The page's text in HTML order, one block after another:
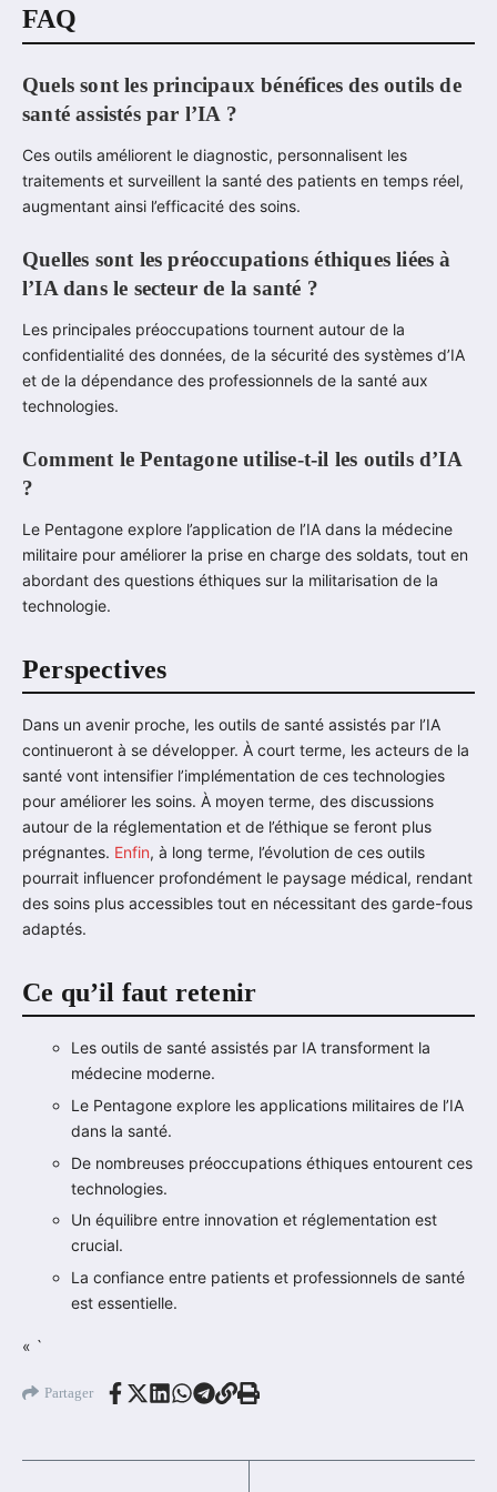
FAQ
Quels sont les principaux bénéfices des outils de
santé assistés par l’IA ?
Ces outils améliorent le diagnostic, personnalisent les
traitements et surveillent la santé des patients en temps réel,
augmentant ainsi l’efficacité des soins.
Quelles sont les préoccupations éthiques liées à
l’IA dans le secteur de la santé ?
Les principales préoccupations tournent autour de la
confidentialité des données, de la sécurité des systèmes d’IA
et de la dépendance des professionnels de la santé aux
technologies.
Comment le Pentagone utilise-t-il les outils d’IA
?
Le Pentagone explore l’application de l’IA dans la médecine
militaire pour améliorer la prise en charge des soldats, tout en
abordant des questions éthiques sur la militarisation de la
technologie.
Perspectives
Dans un avenir proche, les outils de santé assistés par l’IA
continueront à se développer. À court terme, les acteurs de la
santé vont intensifier l’implémentation de ces technologies
pour améliorer les soins. À moyen terme, des discussions
autour de la réglementation et de l’éthique se feront plus
prégnantes. Enfin, à long terme, l’évolution de ces outils
pourrait influencer profondément le paysage médical, rendant
des soins plus accessibles tout en nécessitant des garde-fous
adaptés.
Ce qu’il faut retenir
Les outils de santé assistés par IA transforment la
médecine moderne.
Le Pentagone explore les applications militaires de l’IA
dans la santé.
De nombreuses préoccupations éthiques entourent ces
technologies.
Un équilibre entre innovation et réglementation est
crucial.
La confiance entre patients et professionnels de santé
est essentielle.
« `
Partager